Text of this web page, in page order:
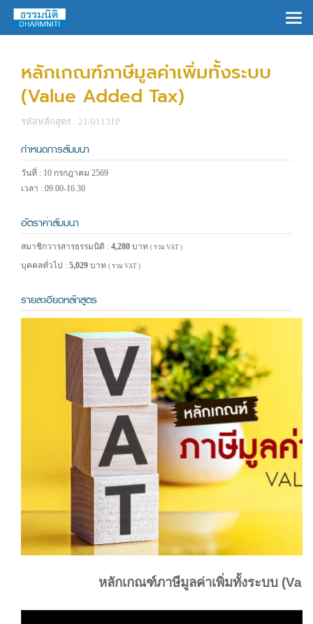
หลักเกณฑ์ภาษีมูลค่าเพิ่มทั้งระบบ
(Value Added Tax)
รหัสหลักสูตร : 21/01131P
กำหนดการสัมมนา
วันที่ : 10 กรกฎาคม 2569
เวลา : 09.00-16.30
อัตราค่าสัมมนา
สมาชิกวารสารธรรมนิติ : 4,280 บาท ( รวม VAT )
บุคคลทั่วไป : 5,029 บาท ( รวม VAT )
รายละเอียดหลักสูตร
หลักเกณฑ์ภาษีมูลค่าเพิ่มทั้งระบบ
×